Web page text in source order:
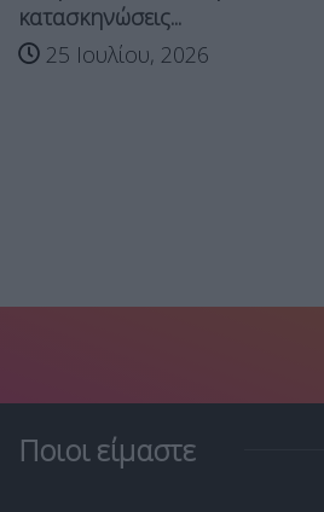
κατασκηνώσεις...
25 Ιουλίου, 2026
Ποιοι είμαστε